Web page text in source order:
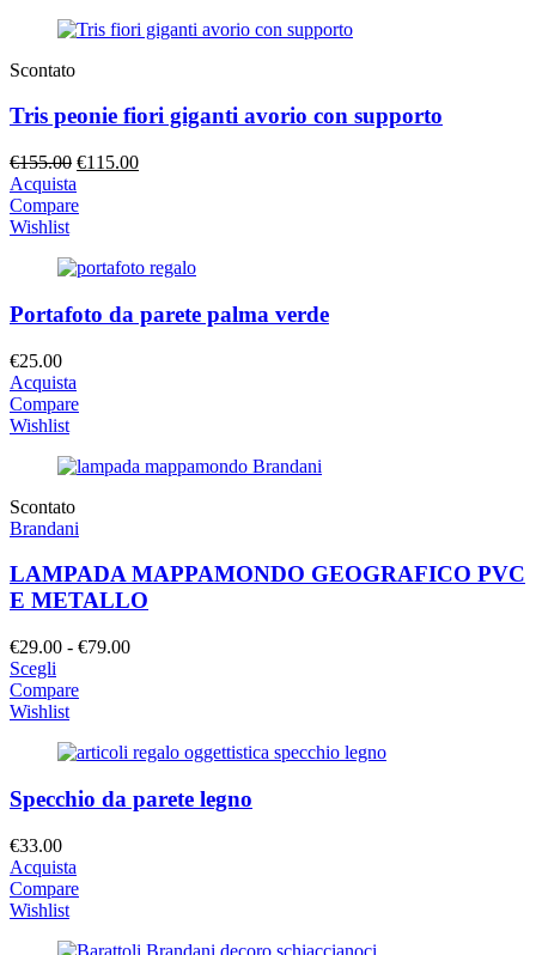
Scontato
Tris peonie fiori giganti avorio con supporto
€155.00 Il
originale
€115.00Il
Acquista
Compare
Wishlist
Portafoto da parete palma verde
€25.00
Acquista
Compare
Wishlist
Scontato
Brandani
LAMPADA MAPPAMONDO GEOGRAFICO PVC
E METALLO
€29.00 - €79.00Fascia
a
Scegli
Compare
Wishlist
Specchio da parete legno
€33.00
Acquista
Compare
Wishlist